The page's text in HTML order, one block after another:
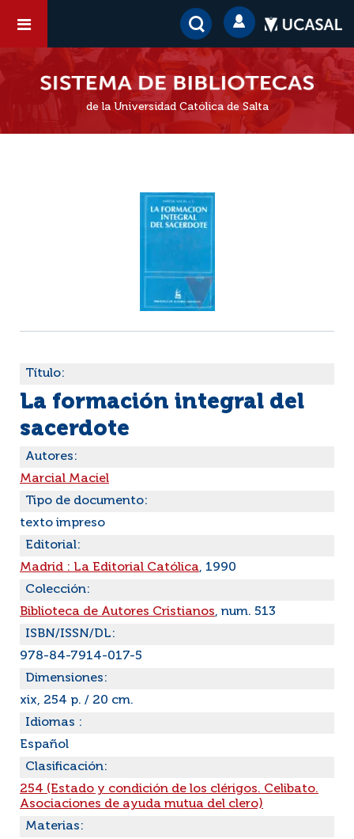
de la Universidad Católica de Salta
Título:
La formación integral del
sacerdote
Autores:
Marcial Maciel
Tipo de documento:
texto impreso
Editorial:
Madrid : La Editorial Católica, 1990
Colección:
Biblioteca de Autores Cristianos, num. 513
ISBN/ISSN/DL:
978-84-7914-017-5
Dimensiones:
xix, 254 p. / 20 cm.
Idiomas :
Español
Clasificación:
254 (Estado y condición de los clérigos. Celibato.
Asociaciones de ayuda mutua del clero)
Materias: